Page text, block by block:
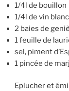
1/4l de bouillon
1/4l de vin
2 baies de
1 feuille de
sel, piment
1 pincée de
Eplucher et